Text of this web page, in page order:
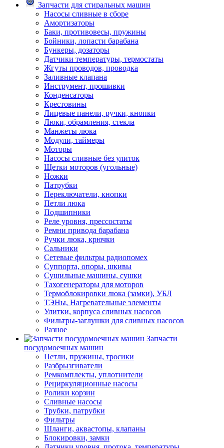
Запчасти для стиральных машин
Насосы сливные в сборе
Амортизаторы
Баки, противовесы, пружины
Бойники, лопасти барабана
Бункеры, дозаторы
Датчики температуры, термостаты
Жгуты проводов, проводка
Заливные клапана
Инструмент, прошивки
Конденсаторы
Крестовины
Лицевые панели, ручки, кнопки
Люки, обрамления, стекла
Манжеты люка
Модули, таймеры
Моторы
Насосы сливные без улиток
Щетки моторов (угольные)
Ножки
Патрубки
Переключатели, кнопки
Петли люка
Подшипники
Реле уровня, прессостаты
Ремни привода барабана
Ручки люка, крючки
Сальники
Сетевые фильтры радиопомех
Суппорта, опоры, шкивы
Сушильные машины, сушки
Тахогенераторы для моторов
Термоблокировки люка (замки), УБЛ
ТЭНы, Нагревательные элементы
Улитки, корпуса сливных насосов
Фильтры-заглушки для сливных насосов
Разное
Запчасти
посудомоечных машин
Петли, пружины, тросики
Разбрызгиватели
Ремкомплекты, уплотнители
Рециркуляционные насосы
Ролики корзин
Сливные насосы
Трубки, патрубки
Фильтры
Шланги, аквастопы, клапаны
Блокировки, замки